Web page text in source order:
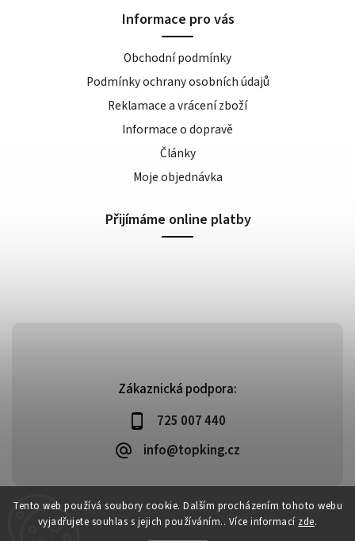
Tento web používá soubory cookie. Dalším procházením tohoto webu
vyjadřujete souhlas s jejich používáním.. Více informací zde.
Zákaznická podpora:
725 007 440
info@topking.cz
Informace pro vás
Obchodní podmínky
Podmínky ochrany osobních údajů
Reklamace a vrácení zboží
Informace o dopravě
Články
Moje objednávka
Přijímáme online platby
Copyright 2026Top King. Všechna práva vyhrazena.